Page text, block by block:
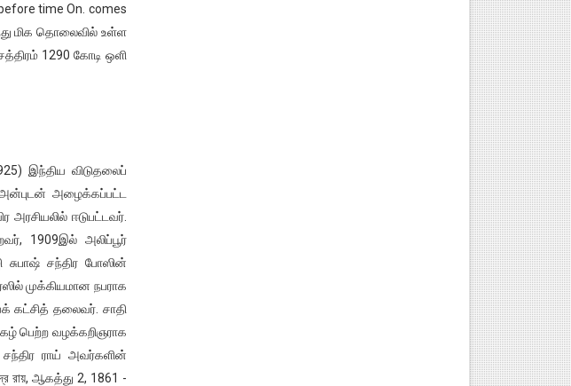
time On. comes
மிக தொலைவில் உள்ள
1290 கோடி ஒளி
இந்திய விடுதலைப்
அழைக்கப்பட்ட
ஈடுபட்டவர்.
1909இல் அலிப்பூர்
சுபாஷ் சந்திர போஸின்
முக்கியமான நபராக
கட்சித் தலைவர். சாதி
பெற்ற வழக்கறிஞராக
சந்திர ராய் அவர்களின்
রায়, ஆகத்து 2, 1861 -